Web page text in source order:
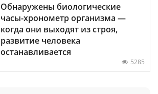
Обнаружены биологические
часы-хронометр организма —
когда они выходят из строя,
развитие человека
останавливается
5285